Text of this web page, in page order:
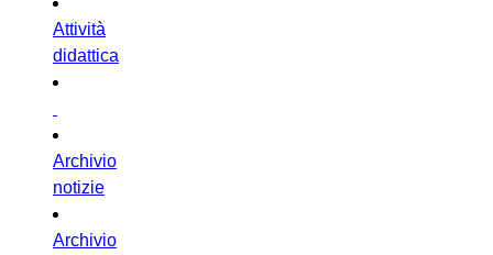
Attività
didattica
Archivio
notizie
Archivio